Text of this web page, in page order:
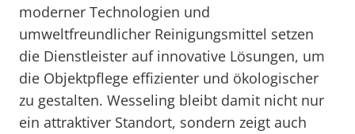
moderner Technologien und
umweltfreundlicher Reinigungsmittel setzen
die Dienstleister auf innovative Lösungen, um
die Objektpflege effizienter und ökologischer
zu gestalten. Wesseling bleibt damit nicht nur
ein attraktiver Standort, sondern zeigt auch